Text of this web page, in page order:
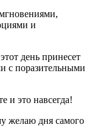
и
день принесет
с поразительными
и это навсегда!
желаю дня самого